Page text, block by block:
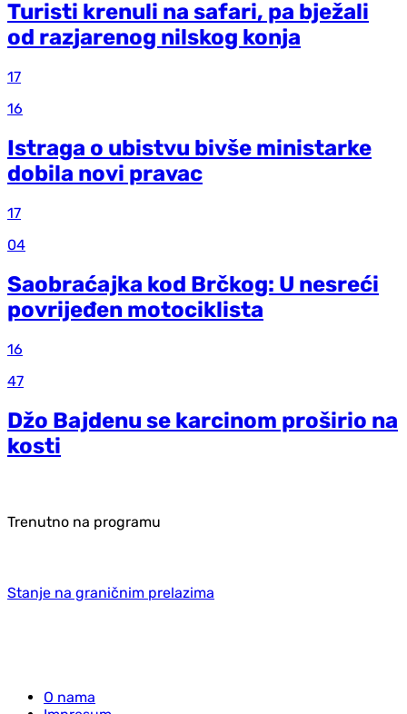
Turisti krenuli na safari, pa bježali
od razjarenog nilskog konja
17
16
Istraga o ubistvu bivše ministarke
dobila novi pravac
17
04
Saobraćajka kod Brčkog: U nesreći
povrijeđen motociklista
16
47
Džo Bajdenu se karcinom proširio na
kosti
Trenutno na programu
Stanje na graničnim prelazima
O nama